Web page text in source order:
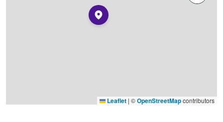
Leaflet | ©OpenStreetMapcontributors